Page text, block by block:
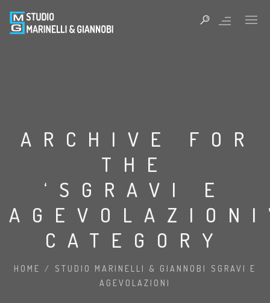
ARCHIVE FOR
THE
‘SGRAVI E
CATEGORY
HOME / STUDIO MARINELLI & GIANNOBI
SGRAVI E
AGEVOLAZIONI